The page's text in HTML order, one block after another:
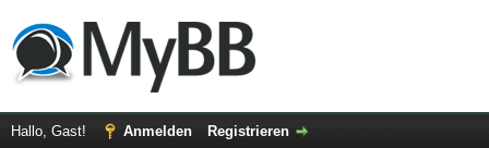
Hallo, Gast! Anmelden Registrieren